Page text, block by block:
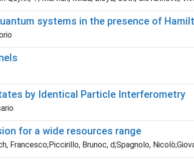
systems in the presence of
by Identical Particle Interferometry
for a wide resources range
Francesco;Piccirillo, Brunoc, d;Spagnolo,